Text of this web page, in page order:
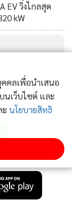
EV วิ่งไกลสุด
kW
คลเพื่อนำเสนอ
เว็บไซต์ และ
ะ นโยบายสิทธิ